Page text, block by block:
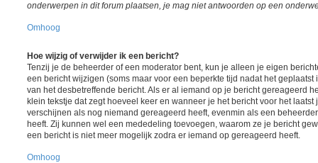
onderwerpen in dit forum plaatsen, je mag niet antwoorden op een
Omhoog
Hoe wijzig of verwijder ik een bericht?
Tenzij je de beheerder of een moderator bent, kun je alleen je eigen
een bericht wijzigen (soms maar voor een beperkte tijd nadat het
van het desbetreffende bericht. Als er al iemand op je bericht gereageerd
klein tekstje dat zegt hoeveel keer en wanneer je het bericht voor het
verschijnen als nog niemand gereageerd heeft, evenmin als een
heeft. Zij kunnen wel een mededeling toevoegen, waarom ze je bericht
een bericht is niet meer mogelijk zodra er iemand op gereageerd heeft.
Omhoog